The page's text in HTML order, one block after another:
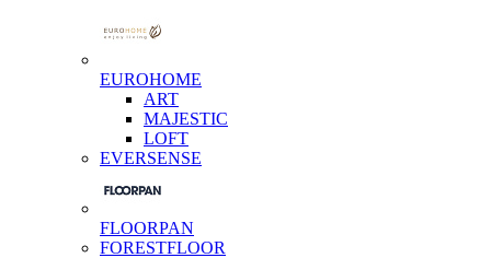
EUROHOME
ART
MAJESTIC
LOFT
EVERSENSE
FLOORPAN
FORESTFLOOR